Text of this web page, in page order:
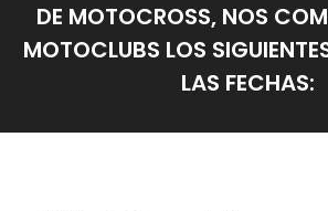
DE MOTOCROSS, NOS
MOTOCLUBS LOS
LAS FECHAS: